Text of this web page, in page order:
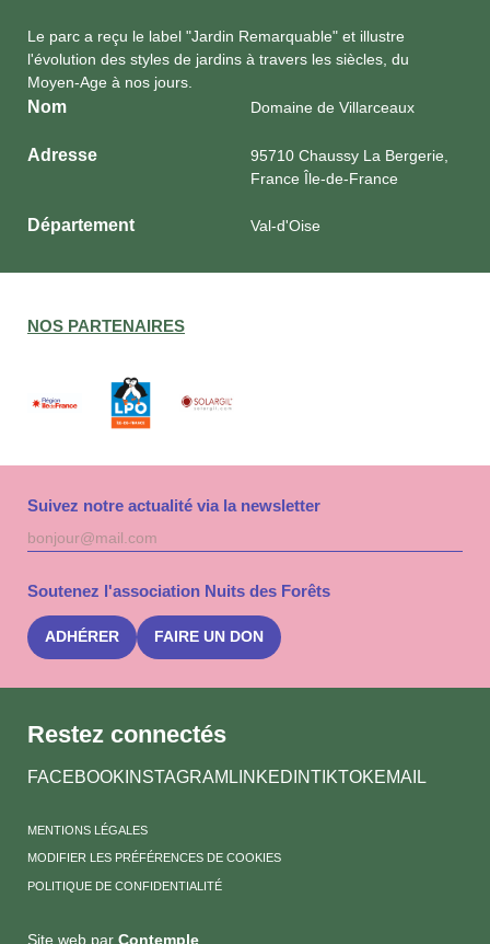
Le parc a reçu le label "Jardin Remarquable" et illustre
l'évolution des styles de jardins à travers les siècles, du
Moyen-Age à nos jours.
Nom Domaine de Villarceaux
Adresse
95710 Chaussy La Bergerie,
France Île-de-France
Département Val-d'Oise
NOS PARTENAIRES
Suivez notre actualité via la newsletter
Adresse
mail
à
Soutenez l'association Nuits des Forêts
ADHÉRER FAIRE UN DON
Restez connectés
FACEBOOK INSTAGRAM LINKEDINTIKTOKEMAIL
MENTIONS LÉGALES
MODIFIER LES PRÉFÉRENCES DE COOKIES
POLITIQUE DE CONFIDENTIALITÉ
Site web par Contemple